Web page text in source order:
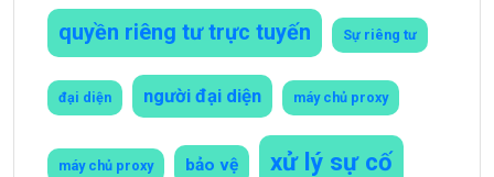
quyền riêng tư trực tuyến Sự riêng tư
đại diện người đại diện máy chủ proxy
máy chủ proxy bảo vệ xử lý sự cố